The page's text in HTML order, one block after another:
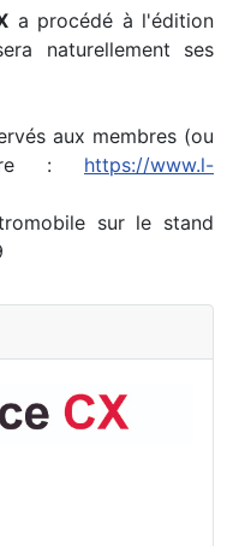
a procédé à l'édition
naturellement ses
aux membres (ou
: https://www.l-
sur le stand